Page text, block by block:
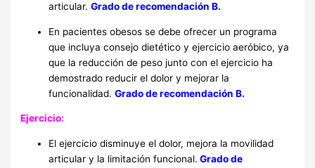
articular.Grado de recomendación B.
En pacientes obesos se debe ofrecer un programa
que incluya consejo dietético y ejercicio aeróbico, ya
que la reducción de peso junto con el ejercicio ha
demostrado reducir el dolor y mejorar la
funcionalidad.Grado de recomendación B.
Ejercicio:
El ejercicio disminuye el dolor, mejora la movilidad
articular y la limitación funcional. Grado de